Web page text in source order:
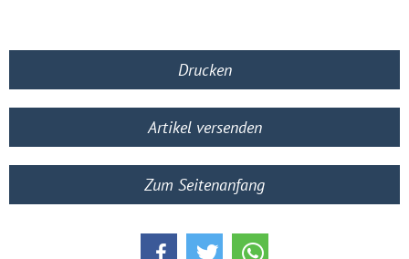
Drucken
Artikel versenden
Zum Seitenanfang